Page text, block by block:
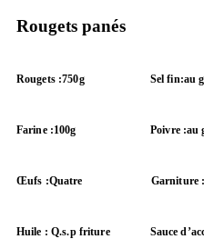
Rougets panés
Rougets :750g Sel fin:au
Farine :100g Poivre :au
Œufs :Quatre Garniture
Huile : Q.s.p friture Sauce